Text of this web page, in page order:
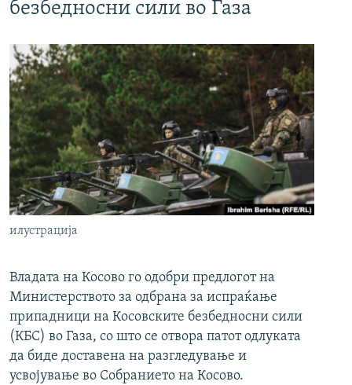
безбедносни сили во Газа
илустрација
Владата на Косово го одобри предлогот на
Министерството за одбрана за испраќање
припадници на Косовските безбедносни сили
(КБС) во Газа, со што се отвора патот одлуката
да биде доставена на разгледување и
усвојување во Собранието на Косово.